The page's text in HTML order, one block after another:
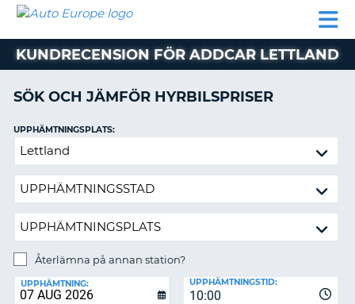
HYRBIL
HYRA
PARTNER
AUTO
EUROPE
HYRBIL
HYRA
HUSBIL
MIN
MEDLEMSINFORMATION
ADMINISTRERA
BOKNING
SVERIGE
KUNDRECENSION FÖR ADDCAR LETTLAND
SÖK OCH JÄMFÖR HYRBILSPRISER
Återlämna
annan
UPPHÄMTNINGSPLATS:
Återlämna på annan station?
UPPHÄMTNING:
10:00
UPPHÄMTNINGSTID: